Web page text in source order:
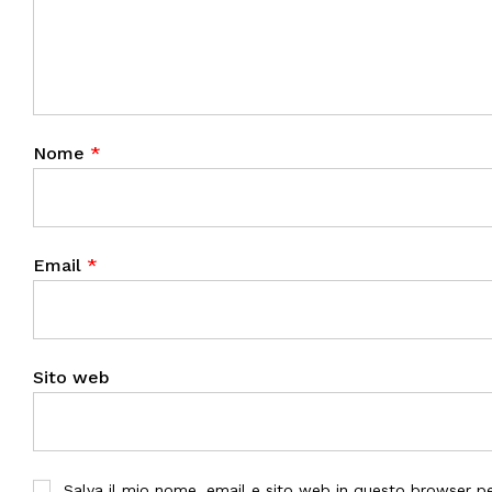
Nome *
Email *
Sito web